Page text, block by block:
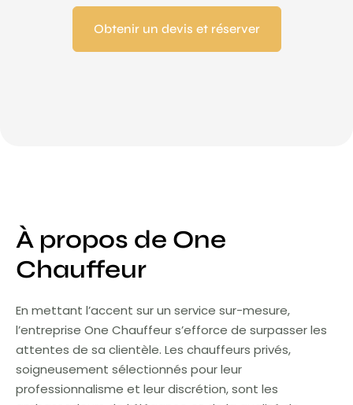
Obtenir un devis et réserver
À propos de One
Chauffeur
En mettant l’accent sur un service sur-mesure,
l’entreprise One Chauffeur s’efforce de surpasser les
attentes de sa clientèle. Les chauffeurs privés,
soigneusement sélectionnés pour leur
professionnalisme et leur discrétion, sont les